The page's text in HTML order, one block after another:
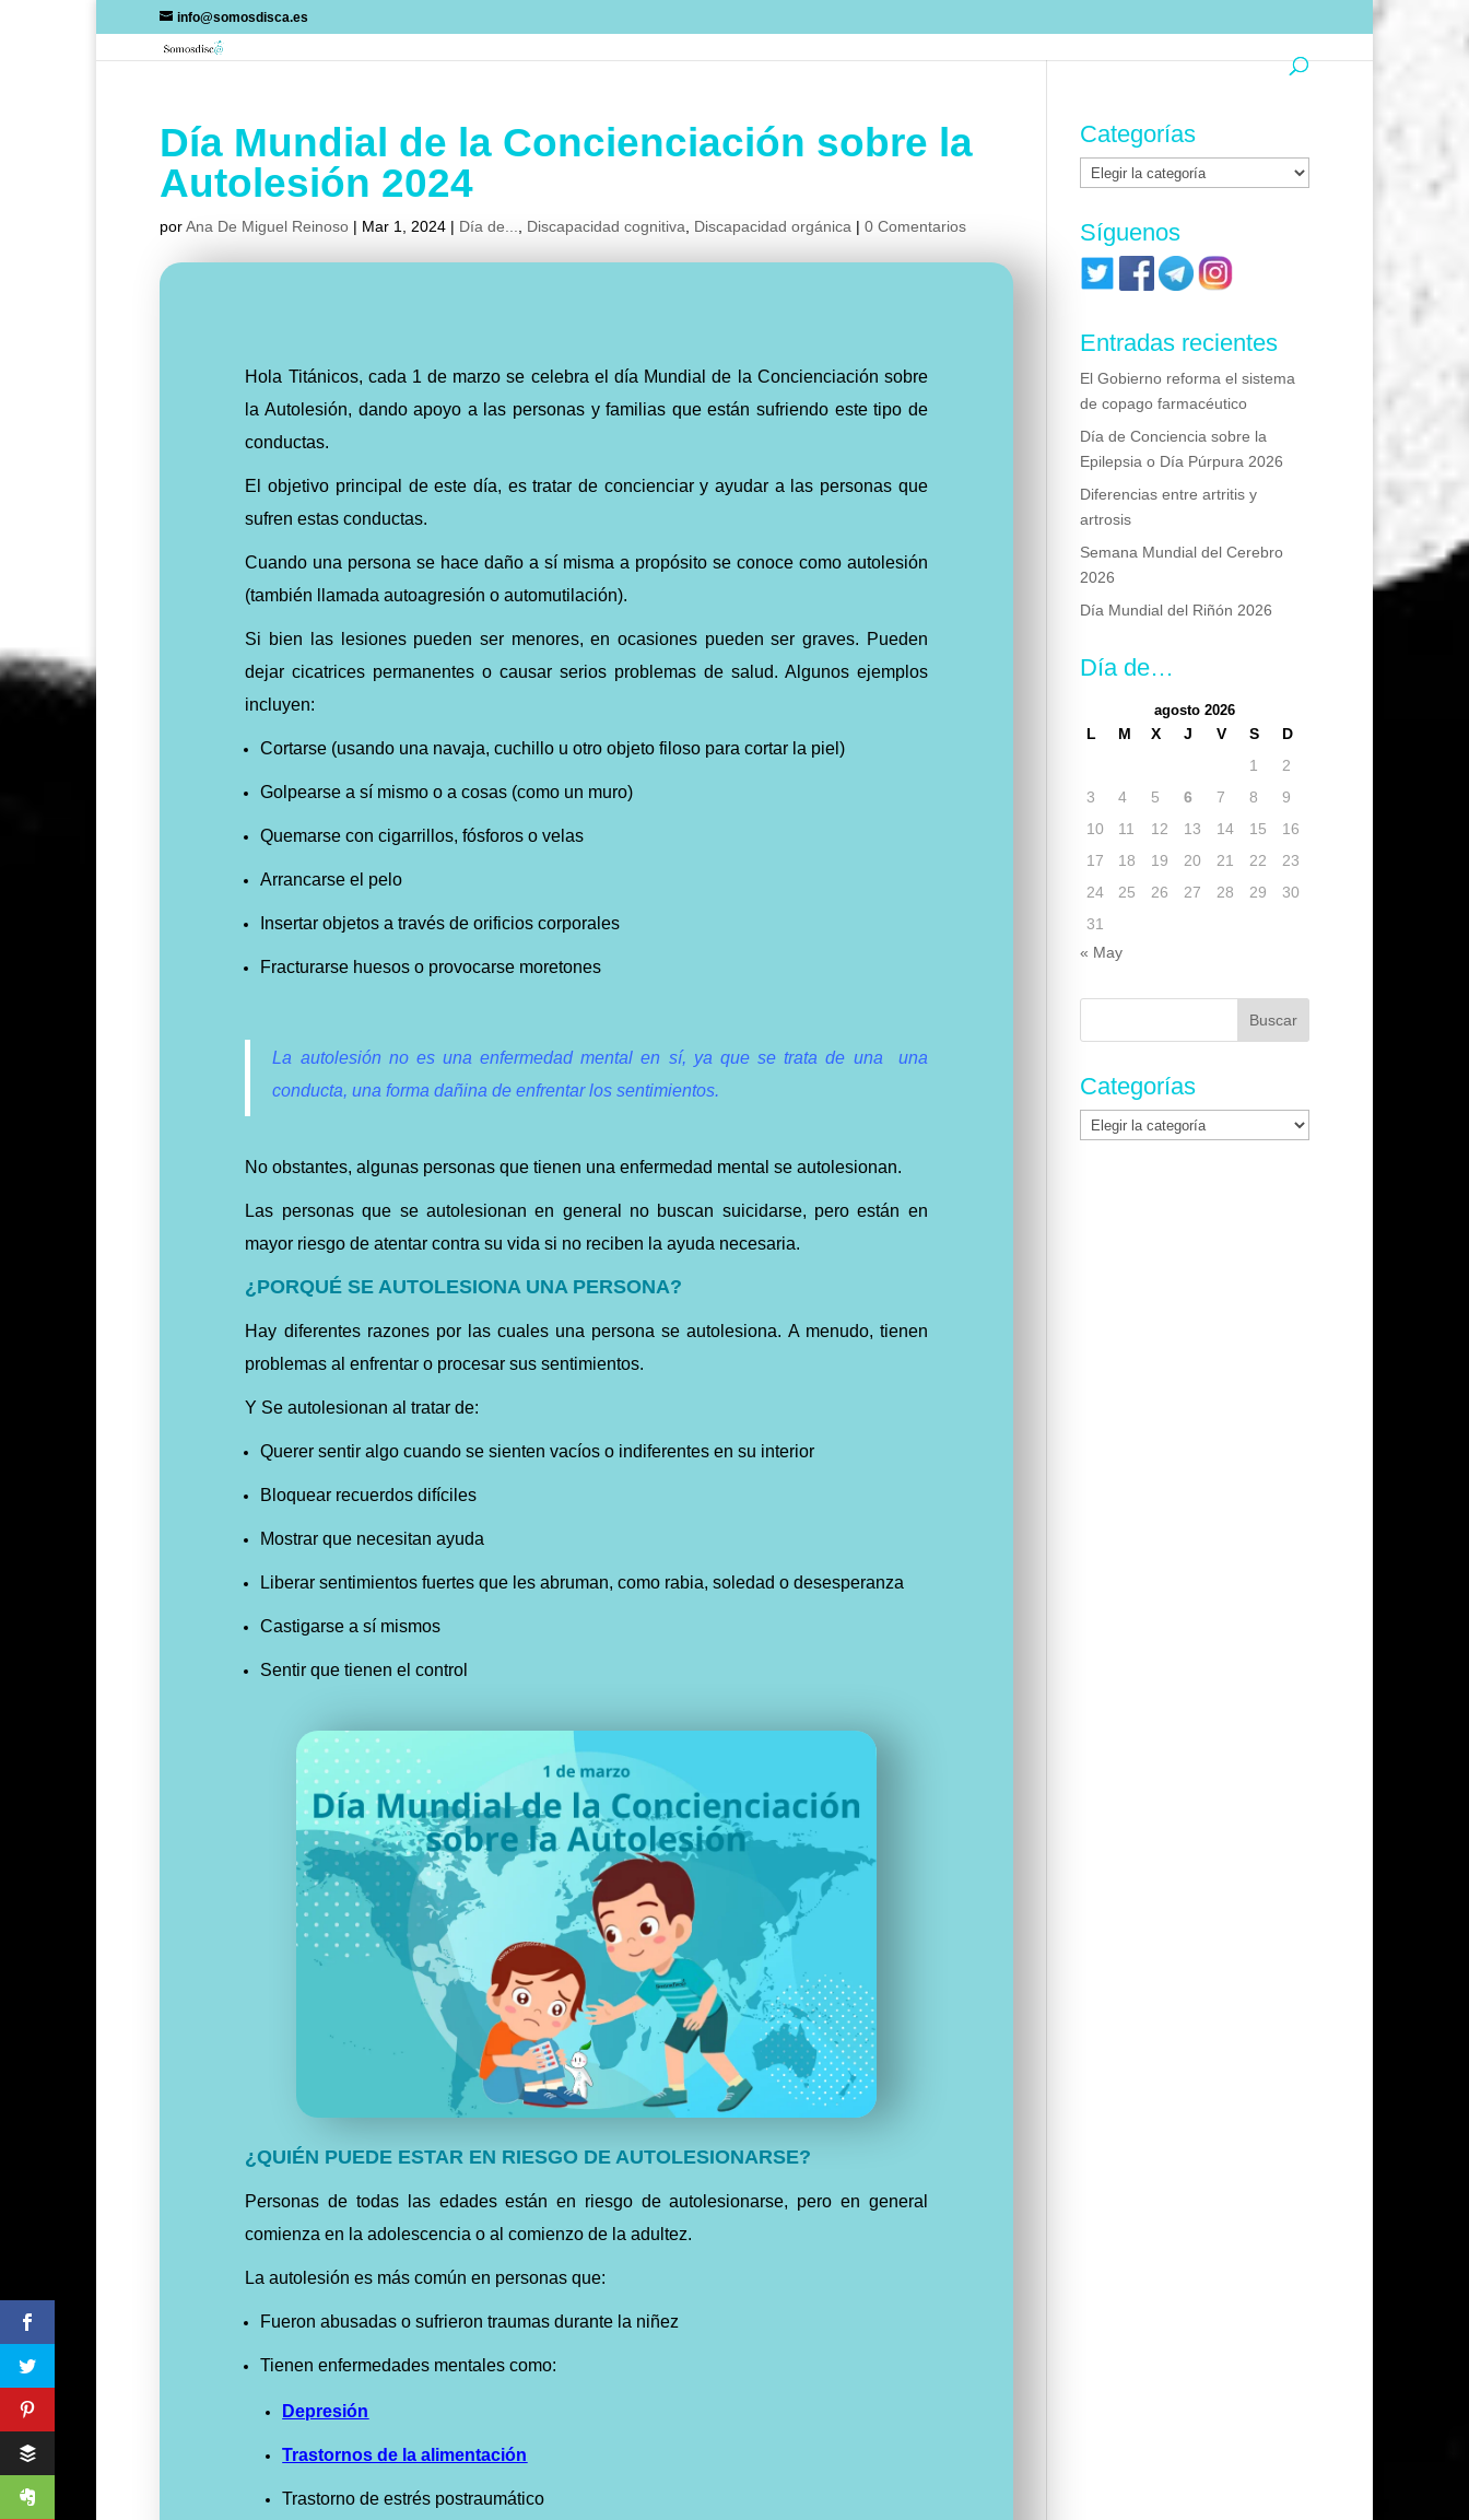
info@somosdisca.es
Día Mundial de la Concienciación sobre la
Autolesión 2024
porAna De Miguel Reinoso | Mar 1, 2024 | Día de... Discapacidad cognitiva Discapacidad orgánica |0 Comentarios
Hola Titánicos, cada 1 de marzo se celebra el día Mundial de la Concienciación sobre
la Autolesión, dando apoyo a las personas y familias que están sufriendo este tipo de
conductas.
El objetivo principal de este día, es tratar de concienciar y ayudar a las personas que
sufren estas conductas.
Cuando una persona se hace daño a sí misma a propósito se conoce como autolesión
(también llamada autoagresión o automutilación).
Si bien las lesiones pueden ser menores, en ocasiones pueden ser graves. Pueden
dejar cicatrices permanentes o causar serios problemas de salud. Algunos ejemplos
incluyen:
Cortarse (usando una navaja, cuchillo u otro objeto filoso para cortar la piel)
Golpearse a sí mismo o a cosas (como un muro)
Quemarse con cigarrillos, fósforos o velas
Arrancarse el pelo
Insertar objetos a través de orificios corporales
Fracturarse huesos o provocarse moretones
La autolesión no es una enfermedad mental en sí, ya quese trata de una una
conducta, una forma dañina de enfrentar los sentimientos.
No obstantes, algunas personas que tienen unaenfermedad mental se autolesionan.
Las personas que se autolesionan en general no buscan suicidarse, pero están en
mayor riesgo de atentar contra su vida si no reciben la ayuda necesaria.
¿PORQUÉ SE AUTOLESIONA UNA PERSONA?
Hay diferentes razones por las cuales una persona se autolesiona. A menudo, tienen
problemas al enfrentar o procesar sus sentimientos.
Y Se autolesionan al tratar de:
Querer sentir algo cuando se sienten vacíos o indiferentes en su interior
Bloquear recuerdos difíciles
Mostrar que necesitan ayuda
Liberar sentimientos fuertes que les abruman, como rabia, soledad o desesperanza
Castigarse a sí mismos
Sentir que tienen el control
¿QUIÉN PUEDE ESTAR EN RIESGO DE AUTOLESIONARSE?
Personas de todas las edades están en riesgo de autolesionarse, pero en general
comienza en la adolescencia o al comienzo de la adultez.
La autolesión es más común en personas que:
Fueronabusadas o sufrieron traumas durante la niñez
Tienen enfermedades mentales como:
Depresión
Trastornos de la alimentación
Trastorno de estrés postraumático
Categorías
Categorías
Síguenos
Entradas recientes
El Gobierno reforma el sistema
de copago farmacéutico
Día de Conciencia sobre la
Epilepsia o Día Púrpura 2026
Diferencias entre artritis y
artrosis
Semana Mundial del Cerebro
2026
Día Mundial del Riñón 2026
Día de…
agosto 2026
L M X J V S
D
1
2
3
4 5 6 7 8
9
10
11 12 13 14 15
16
17
18 19 20 21 22
23
24
25 26 27 28 29
30
31
« May
Buscar:
Categorías
Categorías